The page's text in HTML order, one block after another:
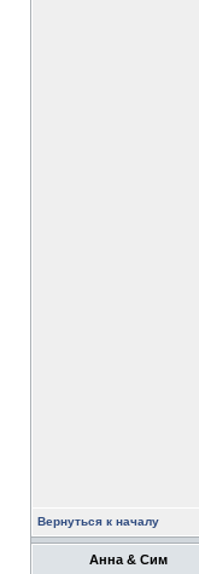
Вернуться к началу
Анна & Сим